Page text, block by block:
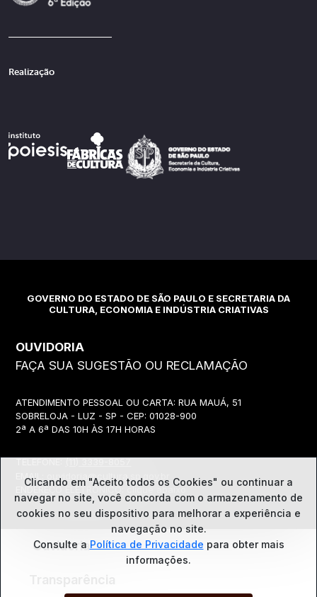
Realização
GOVERNO DO ESTADO DE SÃO PAULO E SECRETARIA DA
CULTURA, ECONOMIA E INDÚSTRIA CRIATIVAS
OUVIDORIA
FAÇA SUA SUGESTÃO OU RECLAMAÇÃO
ATENDIMENTO PESSOAL OU CARTA: RUA MAUÁ, 51
SOBRELOJA - LUZ - SP - CEP: 01028-900
2ª A 6ª DAS 10H ÀS 17H HORAS
EMAIL:
ouvidoria@cultura.sp.gov.br
ENDEREÇO ELETRÔNICO: clique abaixo
Ouvidoria
Clicando em "Aceito todos os Cookies" ou continuar a
navegar no site, você concorda com o armazenamento de
cookies no seu dispositivo para melhorar a experiência e
navegação no site.
Consulte a Política de Privacidade para obter mais
informações.